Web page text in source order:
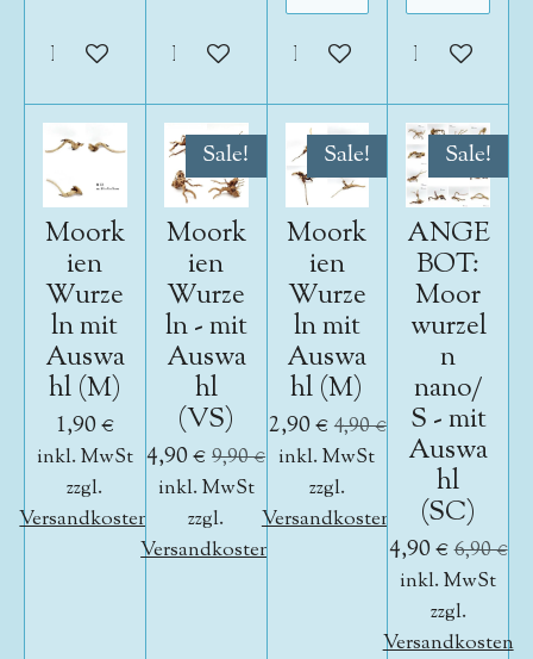
In den WarenkorbIn den WarenkorbIn den Warenkorb
In den
Moork
ien
Wurze
ln mit
Auswa
hl (M)
1,90 €
inkl. MwSt
zzgl.
Versandkosten
Sale!
Moork
ien
Wurze
ln - mit
Auswa
hl
(VS)
4,90 € 9,90 €
inkl. MwSt
zzgl.
Versandkosten
Sale!
Moork
ien
Wurze
ln mit
Auswa
hl (M)
2,90 € 4,90 €
inkl. MwSt
zzgl.
Versandkosten
Sale!
ANGE
BOT:
Moor
wurzel
n
nano/
S - mit
Auswa
hl
(SC)
4,90 €6,90 €
inkl. MwSt
zzgl.
Versandkosten